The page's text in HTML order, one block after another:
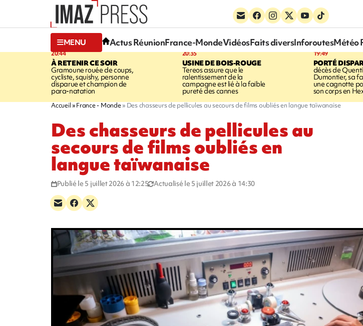
MENU Actus RéunionFrance-MondeVidéosFaits diversInforoutesMétéo
20:44
À RETENIR CE SOIR
Gramoune rouée de coups,
cycliste, squishy, personne
disparue et champion de
para-natation
20:35
USINE DE BOIS-ROUGE
Tereos assure que le
ralentissement de la
campagne est lié à la faible
pureté des cannes
19:49
PORTÉ
décès de
Dumontier, sa
une cagnotte
son corps en
Accueil France - Monde Des chasseurs de pellicules au secours de films oubliés en langue taïwanaise
Des chasseurs de pellicules au
secours de films oubliés en
langue taïwanaise
Publié le 5 juillet 2026 à 12:25 Actualisé le 5 juillet 2026 à 14:30